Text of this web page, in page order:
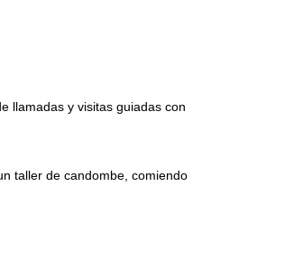
llamadas y visitas guiadas con
taller de candombe, comiendo